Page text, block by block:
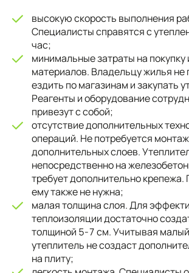
высокую скорость выполнения
Специалисты справятся с
час;
минимальные затраты на покупку
материалов. Владельцу жилья не
ездить по магазинам и закупать
Реагенты и оборудование
привезут с собой;
отсутствие дополнительных
операций. Не потребуется
дополнительных слоев.
непосредственно на
требует дополнительно крепежа.
ему также не нужна;
малая толщина слоя. Для
теплоизоляции достаточно
толщиной 5-7 см. Учитывая
утеплитель не создаст
на плиту;